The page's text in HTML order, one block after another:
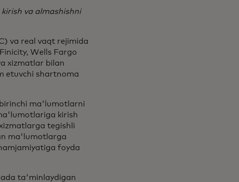
va almashishni
va real vaqt rejimida
Wells Fargo
xizmatlar bilan
etuvchi shartnoma
ma'lumotlarni
kirish
tegishli
ma'lumotlarga
foyda
ta'minlaydigan